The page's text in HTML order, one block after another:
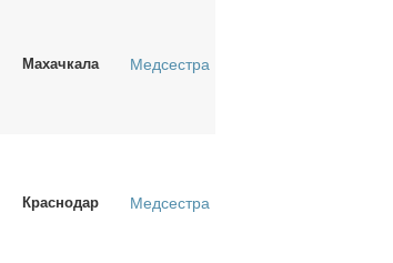
Махачкала Медсестра
Краснодар Медсестра